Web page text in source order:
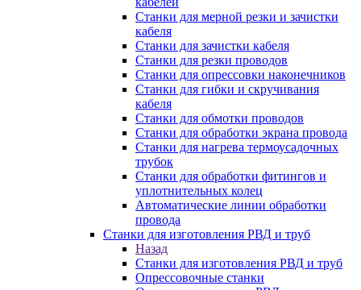
Станки для мерной резки и зачистки
кабеля
Станки для зачистки кабеля
Станки для резки проводов
Станки для опрессовки наконечников
Станки для гибки и скручивания
кабеля
Станки для обмотки проводов
Станки для обработки экрана провода
Станки для нагрева термоусадочных
трубок
Станки для обработки фитингов и
уплотнительных колец
Автоматические линии обработки
провода
Станки для изготовления РВД и труб
Назад
Станки для изготовления РВД и труб
Опрессовочные станки